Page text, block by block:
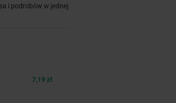
i podrobów w jednej
7,19 zł